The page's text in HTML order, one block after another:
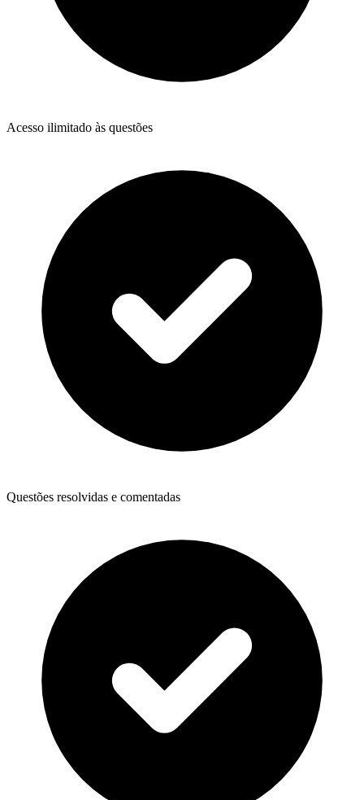
Acesso ilimitado às questões
Questões resolvidas e comentadas